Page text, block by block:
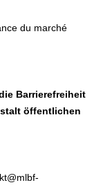
du marché
Barrierefreiheit
öffentlichen